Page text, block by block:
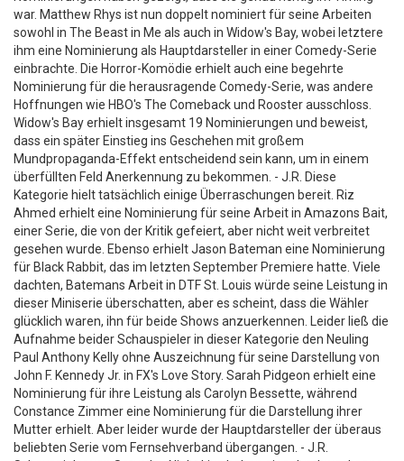
war. Matthew Rhys ist nun doppelt nominiert für seine Arbeiten
sowohl in The Beast in Me als auch in Widow's Bay, wobei letztere
ihm eine Nominierung als Hauptdarsteller in einer Comedy-Serie
einbrachte. Die Horror-Komödie erhielt auch eine begehrte
Nominierung für die herausragende Comedy-Serie, was andere
Hoffnungen wie HBO's The Comeback und Rooster ausschloss.
Widow's Bay erhielt insgesamt 19 Nominierungen und beweist,
dass ein später Einstieg ins Geschehen mit großem
Mundpropaganda-Effekt entscheidend sein kann, um in einem
überfüllten Feld Anerkennung zu bekommen. - J.R. Diese
Kategorie hielt tatsächlich einige Überraschungen bereit. Riz
Ahmed erhielt eine Nominierung für seine Arbeit in Amazons Bait,
einer Serie, die von der Kritik gefeiert, aber nicht weit verbreitet
gesehen wurde. Ebenso erhielt Jason Bateman eine Nominierung
für Black Rabbit, das im letzten September Premiere hatte. Viele
dachten, Batemans Arbeit in DTF St. Louis würde seine Leistung in
dieser Miniserie überschatten, aber es scheint, dass die Wähler
glücklich waren, ihn für beide Shows anzuerkennen. Leider ließ die
Aufnahme beider Schauspieler in dieser Kategorie den Neuling
Paul Anthony Kelly ohne Auszeichnung für seine Darstellung von
John F. Kennedy Jr. in FX's Love Story. Sarah Pidgeon erhielt eine
Nominierung für ihre Leistung als Carolyn Bessette, während
Constance Zimmer eine Nominierung für die Darstellung ihrer
Mutter erhielt. Aber leider wurde der Hauptdarsteller der überaus
beliebten Serie vom Fernsehverband übergangen. - J.R.